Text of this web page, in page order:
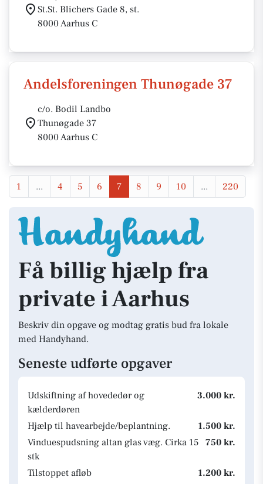
St.St. Blichers Gade 8, st.
8000 Aarhus C
Andelsforeningen Thunøgade 37
c/o. Bodil Landbo
Thunøgade 37
8000 Aarhus C
1 ... 4 5 6 7 8 9 10 ... 220
Få billig hjælp fra
private i Aarhus
Beskriv din opgave og modtag gratis bud fra lokale
med Handyhand.
Seneste udførte opgaver
Udskiftning af hovededør og
kælderdøren
3.000 kr.
Hjælp til havearbejde/beplantning.
1.500 kr.
Vinduespudsning altan glas væg. Cirka 15
stk
750 kr.
Tilstoppet afløb
1.200 kr.